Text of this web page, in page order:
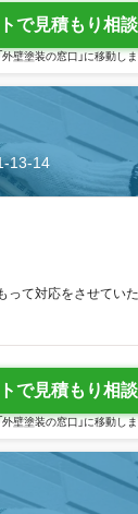
で見積もり相談
壁塗装の窓口」に移動し
13-14
って対応をさせてい
で見積もり相談
壁塗装の窓口」に移動し